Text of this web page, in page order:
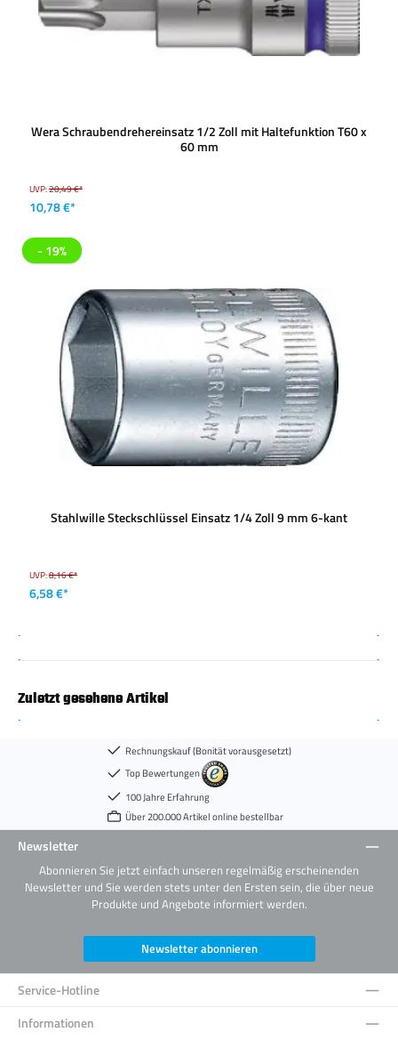
Wera Schraubendrehereinsatz 1/2 Zoll mit Haltefunktion T60 x
60 mm
UVP:20,49 €*
10,78 €*
- 19%
Stahlwille Steckschlüssel Einsatz 1/4 Zoll 9 mm 6-kant
UVP:8,16 €*
6,58 €*
Zuletzt gesehene Artikel
Rechnungskauf (Bonität vorausgesetzt)
Top Bewertungen
100 Jahre Erfahrung
Über 200.000 Artikel online bestellbar
Newsletter
Abonnieren Sie jetzt einfach unseren regelmäßig erscheinenden
Newsletter und Sie werden stets unter den Ersten sein, die über neue
Produkte und Angebote informiert werden.
Newsletter abonnieren
Service-Hotline
Informationen